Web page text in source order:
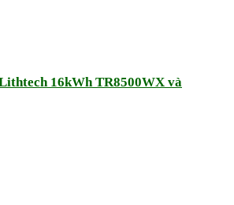
16kWh TR8500WX và